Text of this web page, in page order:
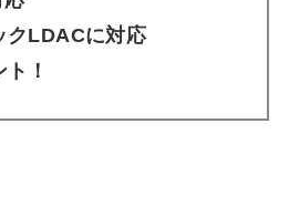
クLDACに対応
！